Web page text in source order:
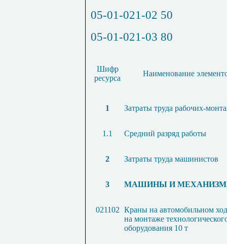
05-01-021-02 50
05-01-021-03 80
Шифр
ресурса
Наименование
1 Затраты труда рабочих-
1.1 Средний разряд работы
2 Затраты труда машинистов
3 МАШИНЫ И
021102 Краны на автомобильном
на монтаже
оборудования 10 т